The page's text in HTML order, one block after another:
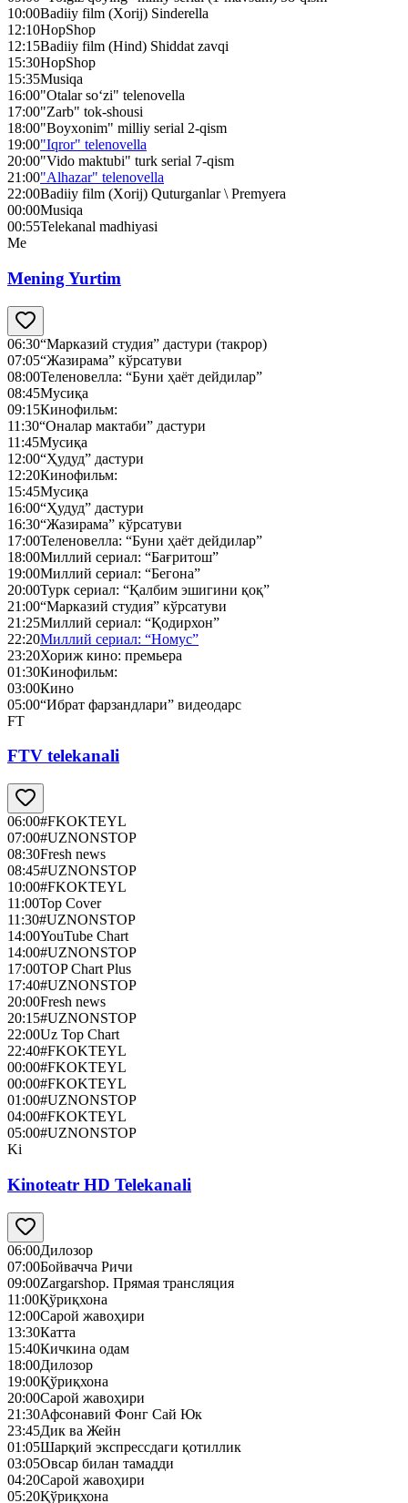
10:00Badiiy film (Xorij) Sinderella
12:10HopShop
12:15Badiiy film (Hind) Shiddat zavqi
15:30HopShop
15:35Musiqa
16:00"Otalar so‘zi" telenovella
17:00"Zarb" tok-shousi
18:00"Boyxonim" milliy serial 2-qism
19:00"Iqror" telenovella
20:00"Vido maktubi" turk serial 7-qism
21:00"Alhazar" telenovella
22:00Badiiy film (Xorij) Quturganlar \ Premyera
00:00Musiqa
00:55Telekanal madhiyasi
Me
Mening Yurtim
06:30“Марказий студия” дастури (такрор)
07:05“Жазирама” кўрсатуви
08:00Теленовелла: “Буни ҳаёт дейдилар”
08:45Мусиқа
09:15Кинофильм:
11:30“Оналар мактаби” дастури
11:45Мусиқа
12:00“Ҳудуд” дастури
12:20Кинофильм:
15:45Мусиқа
16:00“Ҳудуд” дастури
16:30“Жазирама” кўрсатуви
17:00Теленовелла: “Буни ҳаёт дейдилар”
18:00Миллий сериал: “Бағритош”
19:00Миллий сериал: “Бегона”
20:00Турк сериал: “Қалбим эшигини қоқ”
21:00“Марказий студия” кўрсатуви
21:25Миллий сериал: “Қодирхон”
22:20Миллий сериал: “Номус”
23:20Хориж кино: премьера
01:30Кинофильм:
03:00Кино
05:00“Ибрат фарзандлари” видеодарс
FT
FTV telekanali
06:00#FKOKTEYL
07:00#UZNONSTOP
08:30Fresh news
08:45#UZNONSTOP
10:00#FKOKTEYL
11:00Top Cover
11:30#UZNONSTOP
14:00YouTube Chart
14:00#UZNONSTOP
17:00TOP Chart Plus
17:40#UZNONSTOP
20:00Fresh news
20:15#UZNONSTOP
22:00Uz Top Chart
22:40#FKOKTEYL
00:00#FKOKTEYL
00:00#FKOKTEYL
01:00#UZNONSTOP
04:00#FKOKTEYL
05:00#UZNONSTOP
Ki
Kinoteatr HD Telekanali
06:00Дилозор
07:00Бойвачча Ричи
09:00Zargarshop. Прямая трансляция
11:00Қўриқхона
12:00Сарой жавоҳири
13:30Катта
15:40Кичкина одам
18:00Дилозор
19:00Қўриқхона
20:00Сарой жавоҳири
21:30Афсонавий Фонг Сай Юк
23:45Дик ва Жейн
01:05Шарқий экспрессдаги қотиллик
03:05Овсар билан тамадди
04:20Сарой жавоҳири
05:20Қўриқхона